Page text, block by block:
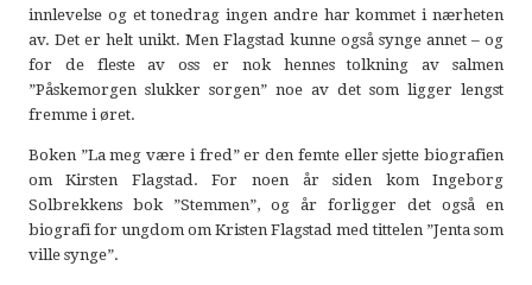
innlevelse og et tonedrag ingen andre har kommet i nærheten
av. Det er helt unikt. Men Flagstad kunne også synge annet – og
for de fleste av oss er nok hennes tolkning av salmen
”Påskemorgen slukker sorgen” noe av det som ligger lengst
fremme i øret.
Boken ”La meg være i fred” er den femte eller sjette biografien
om Kirsten Flagstad. For noen år siden kom Ingeborg
Solbrekkens bok ”Stemmen”, og år forligger det også en
biografi for ungdom om Kristen Flagstad med tittelen ”Jenta som
ville synge”.